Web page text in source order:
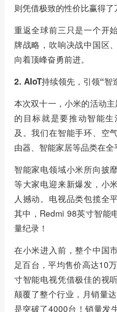
则凭借极致的性价比赢得了
重返全球前三只是一个开
牌战略，吹响决战中国区
向着顶峰奋勇前进。
2. AIoT持续领先，引领“智
本次双十一，小米的活动
的目标就是要推动智能
及。我们在智能手环、空
由器、智能家居等品类在全
智能家电领域小米所向披
等大家电迎来新爆发，小
人撼动。电视品类包揽全
其中，Redmi 98英寸智能
量纪录！
在小米进入前，整个中国
足百台，平均售价高达10
寸智能电视凭借极佳的视
颠覆了整个行业，月销量
是突破了4000台！销量发